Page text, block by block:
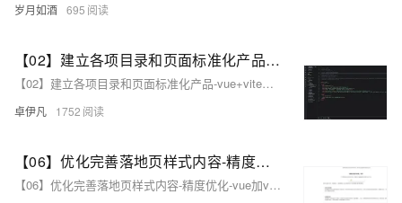
岁月如酒 695
【02】建立各项目录和页面标准化产品-vue+vite开发实战-做一个非常漂亮的APP下载落地页-支持PC和H5自适应提供安卓苹果鸿蒙下载和网页端访问-优雅草卓伊凡
【02】建立各项目录和页面标准化产品-vue+vite开发实战-做一个非常漂亮的APP下载落地页-支持PC和H5自适应提供安卓苹果鸿蒙下载和网页端访问-优雅草卓伊凡
卓伊凡 1752
【06】优化完善落地页样式内容-精度优化-vue加vite开发实战-做一个非常漂亮的APP下载落地页-支持PC和H5自适应提供安卓苹果鸿蒙下载和网页端访问-优雅草卓伊凡
【06】优化完善落地页样式内容-精度优化-vue加vite开发实战-做一个非常漂亮的APP下载落地页-支持PC和H5自适应提供安卓苹果鸿蒙下载和网页端访问-优雅草卓伊凡